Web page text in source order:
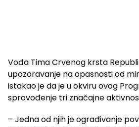
Vođa Tima Crvenog krsta
upozoravanje na opasnosti od
istakao je da je u okviru ovog
sprovođenje tri značajne
– Jedna od njih je ograđivanje